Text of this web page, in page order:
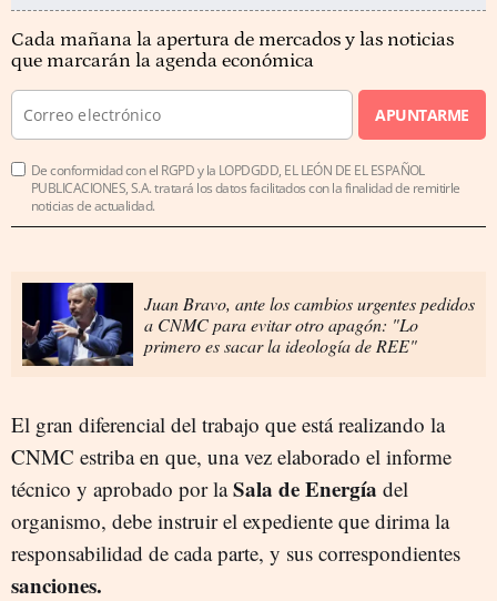
Cada mañana la apertura de mercados y las noticias
que marcarán la agenda económica
APUNTARME
De conformidad con el RGPD y la LOPDGDD, EL LEÓN DE EL ESPAÑOL
PUBLICACIONES, S.A. tratará los datos facilitados con la finalidad de remitirle
noticias de actualidad.
Juan Bravo, ante los cambios urgentes pedidos
a CNMC para evitar otro apagón: "Lo
primero es sacar la ideología de REE"
El gran diferencial del trabajo que está realizando la
CNMC estriba en que, una vez elaborado el informe
técnico y aprobado por laSala de Energía del
organismo, debe instruir el expediente que dirima la
responsabilidad de cada parte, y sus correspondientes
sanciones.